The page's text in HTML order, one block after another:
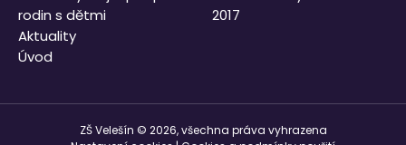
rodin s dětmi
Aktuality
Úvod
2017
ZŠ Velešín © 2026, všechna práva vyhrazena